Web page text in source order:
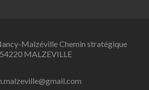
Malzéville Chemin stratégique
54220 MALZEVILLE